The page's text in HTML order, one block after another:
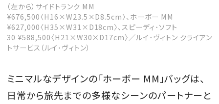
（左から）サイドトランク MM
¥676,500〈H16×W23.5×D8.5cm〉、ホーボー MM
¥627,000〈H35×W31×D18cm〉、スピーディ･ソフト
30 ¥588,500〈H21×W30×D17cm〉／ルイ･ヴィトン クライアン
トサービス（ルイ･ヴィトン）
ミニマルなデザインの「ホーボー MM」バッグは、
日常から旅先までの多様なシーンのパートナーと